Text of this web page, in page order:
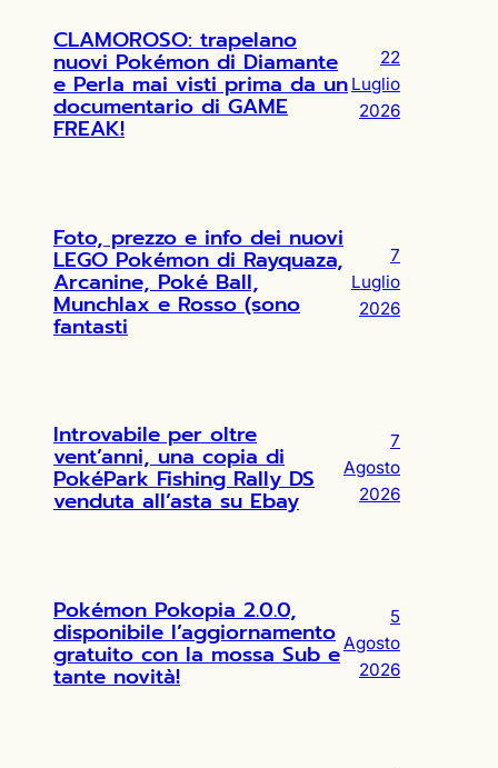
CLAMOROSO: trapelano
nuovi Pokémon di Diamante
e Perla mai visti prima da un
documentario di GAME
FREAK!
22
Luglio
2026
Foto, prezzo e info dei nuovi
LEGO Pokémon di Rayquaza,
Arcanine, Poké Ball,
Munchlax e Rosso (sono
fantasti
7
Luglio
2026
Introvabile per oltre
vent’anni, una copia di
PokéPark Fishing Rally DS
venduta all’asta su Ebay
7
Agosto
2026
Pokémon Pokopia 2.0.0,
disponibile l’aggiornamento
gratuito con la mossa Sub e
tante novità!
5
Agosto
2026